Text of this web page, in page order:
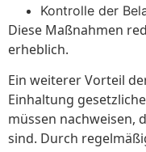
Kontrolle der
Diese Maßnahmen
erheblich.
Ein weiterer Vorteil
Einhaltung
müssen nachweisen,
sind. Durch